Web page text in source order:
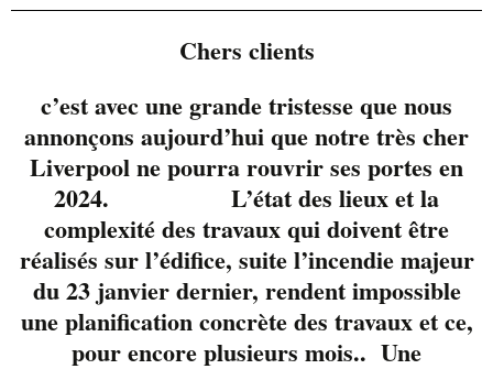
McFly est le gars que
tout le monde connait
dans le milieu!
Musicien/guitariste
accompli et reconnu
pour ses reprises
intégrales ainsi que
Chers clients
c’est avec une grande tristesse que nous
annonçons aujourd’hui que notre très cher
Liverpool ne pourra rouvrir ses portes en
2024. L’état des lieux et la
complexité des travaux qui doivent être
réalisés sur l’édifice, suite l’incendie majeur
du 23 janvier dernier, rendent impossible
une planification concrète des travaux et ce,
pour encore plusieurs mois.. Une